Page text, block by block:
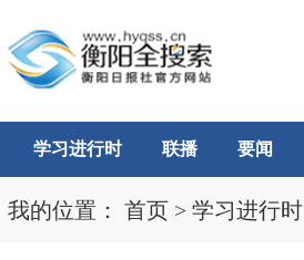
学习进行时 联播 要闻
我的位置： 首页 > 学习进行时